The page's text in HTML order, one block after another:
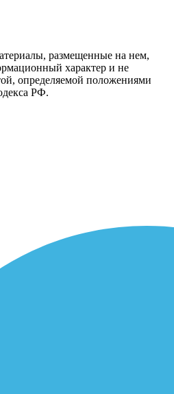
размещенные на нем,
характер и не
определяемой положениями
РФ.